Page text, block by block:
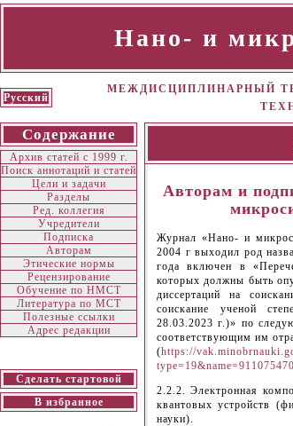
Нано- и
Русский
МЕЖДИСЦИПЛИНАРНЫЙ
Содержание
Архив статей с 1999 г.
Поиск аннотаций и статей
Цели и задачи
Разделы
Ред. коллегия
Учредители
Подписка
Авторам
Этические нормы
Рецензирование
Обучение по НМСТ
Литература по МСТ
Полезные ссылки
Адрес редакции
Сделать стартовой
В избранное
Авторам и
Журнал «Нано- и
2004 г выходил род
года включен в
которых должны быть
диссертаций на
соискание ученой
28.03.2023 г.)» по
соответствующим им
(https://
2.2.2. Электронная
квантовых устройств
науки).